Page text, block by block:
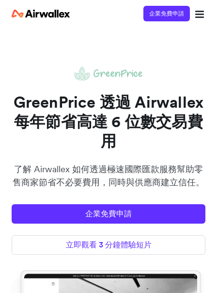
企業免費申請
GreenPrice 透過 Airwallex
每年節省高達 6 位數交易費
用
了解 Airwallex 如何透過極速國際匯款服務幫助零
售商家節省不必要費用，同時與供應商建立信任。
企業免費申請
立即觀看 3 分鐘體驗短片
請填寫資料以觀體驗短片：